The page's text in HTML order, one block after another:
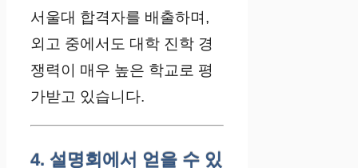
서울대 합격자를 배출하며,
외고 중에서도 대학 진학 경
쟁력이 매우 높은 학교로 평
가받고 있습니다.
4. 설명회에서 얻을 수 있